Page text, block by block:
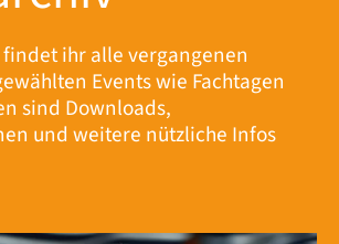
ihr alle vergangenen
Events wie Fachtagen
sind Downloads,
und weitere nützliche Infos